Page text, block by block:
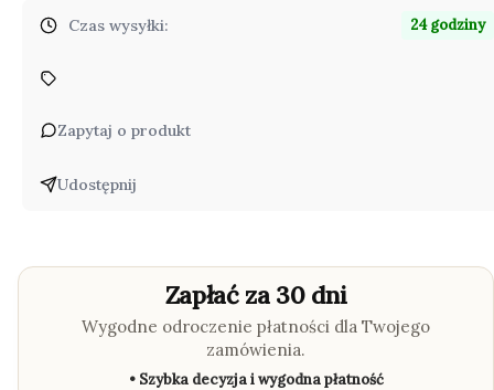
Czas wysyłki: 24 godziny
Zapytaj o produkt
Udostępnij
Zapłać za 30 dni
Wygodne odroczenie płatności dla Twojego
zamówienia.
• Szybka decyzja i wygodna płatność